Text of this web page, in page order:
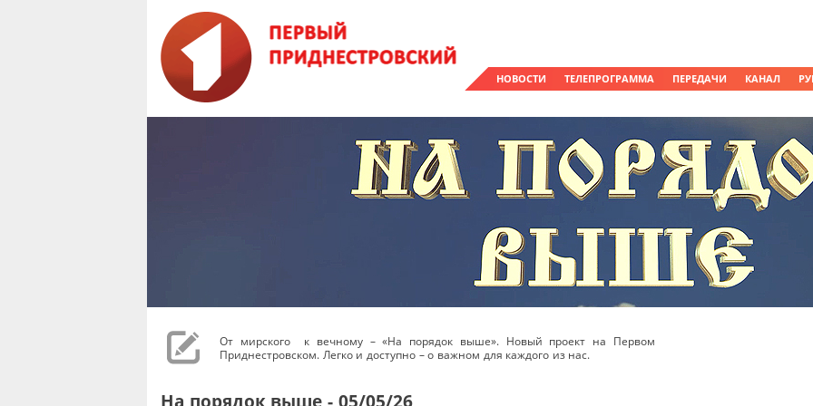
НОВОСТИ ТЕЛЕПРОГРАММА ПЕРЕДАЧИ КАНАЛ
От мирского к вечному – «На порядок выше». Новый проект на Первом
Приднестровском. Легко и доступно – о важном для каждого из нас.
На порядок выше - 05/05/26